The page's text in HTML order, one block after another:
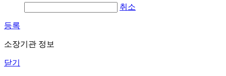
취소
등록
소장기관 정보
닫기